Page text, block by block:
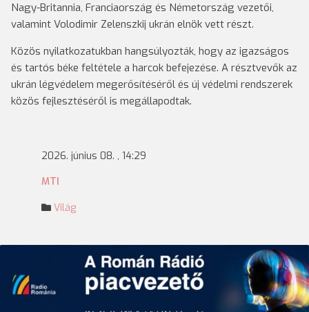
Nagy-Britannia, Franciaország és Németország vezetői,
valamint Volodimir Zelenszkij ukrán elnök vett részt.
Közös nyilatkozatukban hangsúlyozták, hogy az igazságos
és tartós béke feltétele a harcok befejezése. A résztvevők az
ukrán légvédelem megerősítéséről és új védelmi rendszerek
közös fejlesztéséről is megállapodtak.
2026. június 08. , 14:29
MTI
Világ